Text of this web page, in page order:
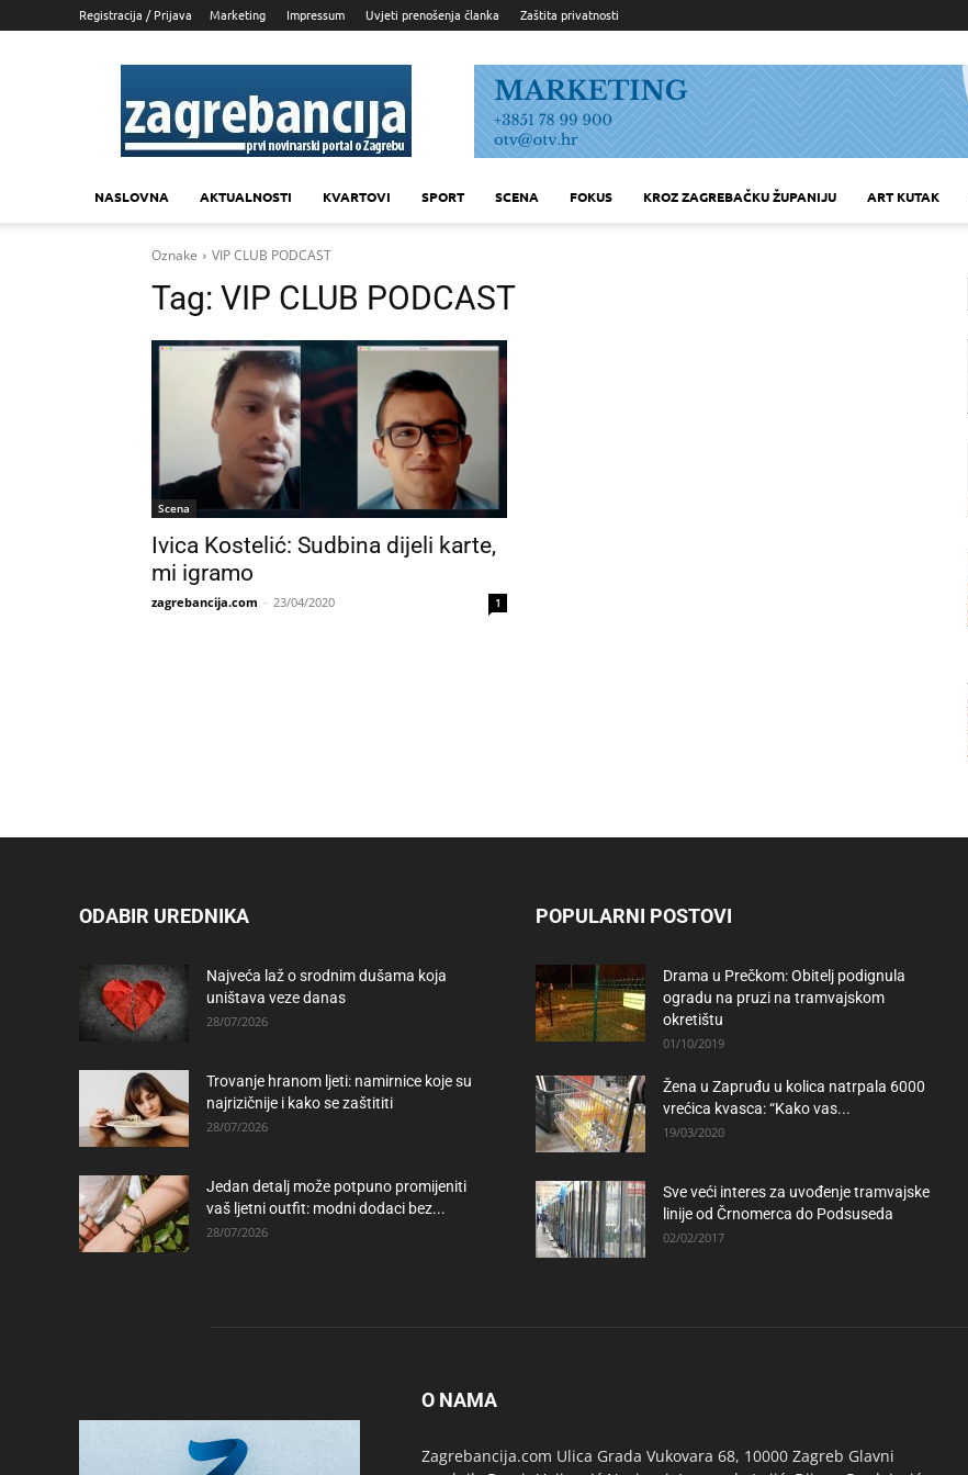
Registracija / Prijava Marketing Impressum Uvjeti prenošenja članka Zaštita privatnosti
Zagrebancija
NASLOVNA AKTUALNOSTI KVARTOVI SPORT SCENA FOKUS KROZ ZAGREBAČKU ŽUPANIJU ART KUTAK
Oznake VIP CLUB PODCAST
Tag: VIP CLUB PODCAST
Scena
Ivica Kostelić: Sudbina dijeli karte,
mi igramo
zagrebancija.com - 23/04/2020 1
ODABIR UREDNIKA
Najveća laž o srodnim dušama koja
uništava veze danas
28/07/2026
Trovanje hranom ljeti: namirnice koje su
najrizičnije i kako se zaštititi
28/07/2026
Jedan detalj može potpuno promijeniti
vaš ljetni outfit: modni dodaci bez...
28/07/2026
POPULARNI POSTOVI
Drama u Prečkom: Obitelj podignula
ogradu na pruzi na tramvajskom
okretištu
01/10/2019
Žena u Zapruđu u kolica natrpala 6000
vrećica kvasca: “Kako vas...
19/03/2020
Sve veći interes za uvođenje tramvajske
linije od Črnomerca do Podsuseda
02/02/2017
O NAMA
Zagrebancija.com Ulica Grada Vukovara 68, 10000 Zagreb Glavni